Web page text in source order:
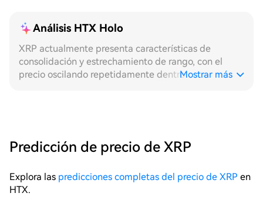
Análisis HTX Holo
XRP actualmente presenta características de
consolidación y estrechamiento de rango, con el
precio oscilando repetidamente dentro de un rango
máximos y mínimos, con velas horarias que muestran
un ritmo típico de pequeñas fluctuaciones. La
a paso, la distribución de operaciones es uniforme, la
estrategia mantiene un estado de cosecha de alta
Mostrar más
Predicción de precio de XRP
Explora las predicciones completas del precio de XRP en
HTX.